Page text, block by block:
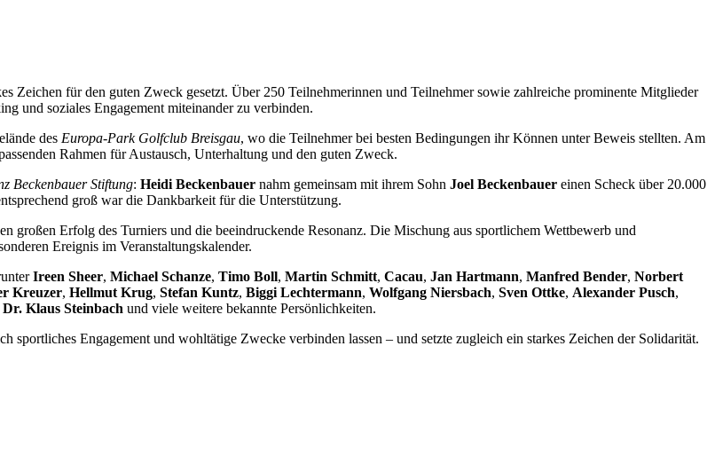
Zeichen für den guten Zweck gesetzt. Über 250 Teilnehmerinnen und Teilnehmer sowie zahlreiche prominente Mitglieder
und soziales Engagement miteinander zu verbinden.
des Europa-Park Golfclub Breisgau, wo die Teilnehmer bei besten Bedingungen ihr Können unter Beweis stellten. Am
Rahmen für Austausch, Unterhaltung und den guten Zweck.
Beckenbauer Stiftung: Heidi Beckenbauer nahm gemeinsam mit ihrem Sohn Joel Beckenbauer einen Scheck über 20.000
groß war die Dankbarkeit für die Unterstützung.
großen Erfolg des Turniers und die beeindruckende Resonanz. Die Mischung aus sportlichem Wettbewerb und
Ereignis im Veranstaltungskalender.
Ireen Sheer, Michael Schanze, Timo Boll, Martin Schmitt, Cacau, Jan Hartmann, Manfred Bender, Norbert
Kreuzer, Hellmut Krug, Stefan Kuntz, Biggi Lechtermann, Wolfgang Niersbach, Sven Ottke, Alexander Pusch,
Klaus Steinbach und viele weitere bekannte Persönlichkeiten.
sportliches Engagement und wohltätige Zwecke verbinden lassen – und setzte zugleich ein starkes Zeichen der Solidarität.